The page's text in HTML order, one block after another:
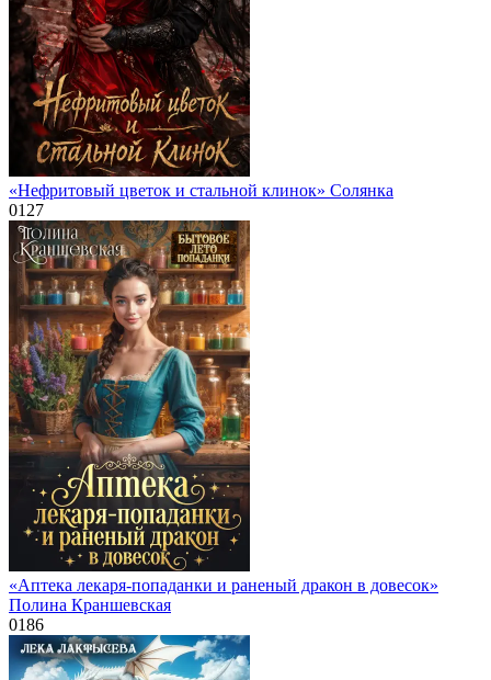
«Нефритовый цветок и стальной клинок» Солянка
0127
«Аптека лекаря-попаданки и раненый дракон в довесок»
Полина Краншевская
0186